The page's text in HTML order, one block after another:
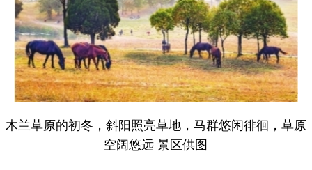
木兰草原的初冬，斜阳照亮草地，马群悠闲徘徊，草原
空阔悠远 景区供图